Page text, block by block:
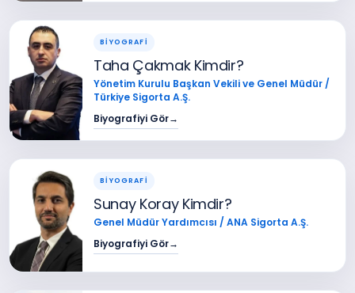
BİYOGRAFİ
Taha Çakmak Kimdir?
Yönetim Kurulu Başkan Vekili ve Genel Müdür /
Türkiye Sigorta A.Ş.
Biyografiyi Gör→
BİYOGRAFİ
Sunay Koray Kimdir?
Genel Müdür Yardımcısı / ANA Sigorta A.Ş.
Biyografiyi Gör→